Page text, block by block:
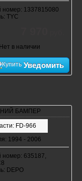
номер: 1337815080
TYC
в наличии
Уведомить
БАМПЕР
FD-966
1994 - 2006
номер: 635187,
DEPO